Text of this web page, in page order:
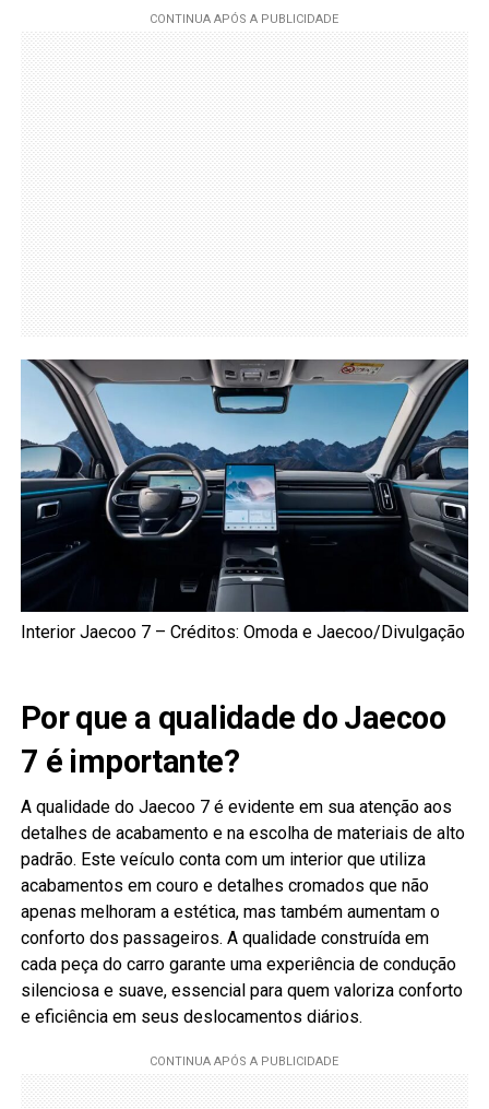
Interior Jaecoo 7 – Créditos: Omoda e Jaecoo/Divulgação
Por que a qualidade do Jaecoo
7 é importante?
A qualidade do Jaecoo 7 é evidente em sua atenção aos
detalhes de acabamento e na escolha de materiais de alto
padrão. Este veículo conta com um interior que utiliza
acabamentos em couro e detalhes cromados que não
apenas melhoram a estética, mas também aumentam o
conforto dos passageiros. A qualidade construída em
cada peça do carro garante uma experiência de condução
silenciosa e suave, essencial para quem valoriza conforto
e eficiência em seus deslocamentos diários.